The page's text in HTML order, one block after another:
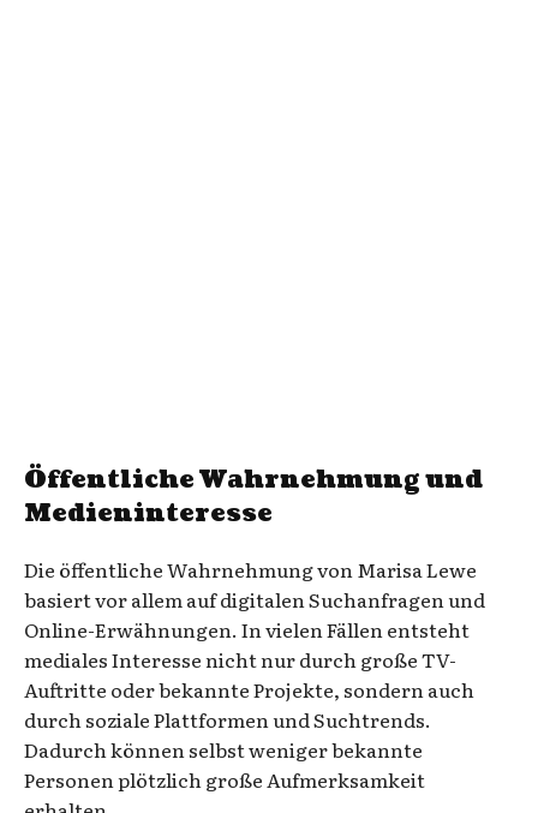
Öffentliche Wahrnehmung und
Medieninteresse
Die öffentliche Wahrnehmung von Marisa Lewe
basiert vor allem auf digitalen Suchanfragen und
Online-Erwähnungen. In vielen Fällen entsteht
mediales Interesse nicht nur durch große TV-
Auftritte oder bekannte Projekte, sondern auch
durch soziale Plattformen und Suchtrends.
Dadurch können selbst weniger bekannte
Personen plötzlich große Aufmerksamkeit